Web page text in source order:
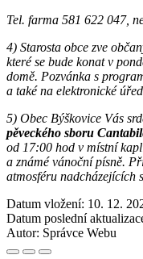
Tel. farma 581 622 047,
4) Starosta obce zve
které se bude konat v
domě. Pozvánka s
a také na elektronické
5) Obec Býškovice Vás
pěveckého sboru
od 17:00 hod v místní
a známé vánoční písně.
atmosféru nadcházejících
Datum vložení: 10. 12.
Datum poslední
Autor: Správce Webu